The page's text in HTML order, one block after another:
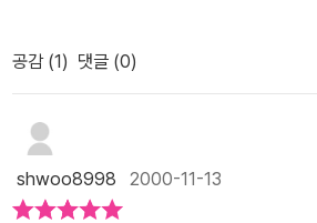
통 시리우스 블랙의 일로 시끄러울때 해리
그와트의 비밀지도를 받게되고 그 지도는 마
해리는 퀴디치 경기때 빗자루에서 떨어져
산 조각 난다. 히포그리프인 벅빅을 괴롭혀
병을 부리고 벅빅에겐 사형선고가 내려진다
모두 느낄 수 있었습니다. 저는 반양장본보
있긴 하지만 양장본을 추천합니다. 양장본은
해 반양장본은 종이가 갱지처럼 되어 있습
구의 해리포터 매니아 정권이었습니다.
공감 (1) 댓글 (0)
shwoo8998 2000-11-13